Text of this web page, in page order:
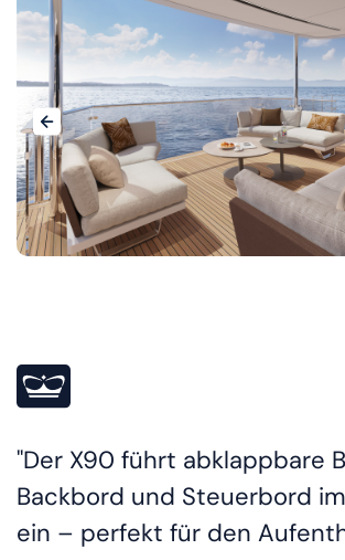
Der X90 führt abklappbare
Backbord und Steuerbord
ein – perfekt für den